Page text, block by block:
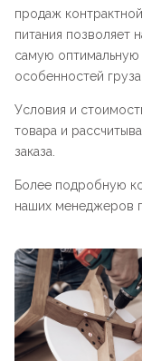
продаж
питания позволяет
самую оптимальную
особенностей
Условия и
товара и
заказа.
Более подробную
наших менеджеров